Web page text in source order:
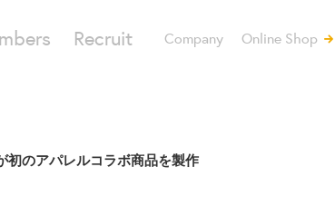
Company Online Shop
Recruit
初のアパレルコラボ商品を製作